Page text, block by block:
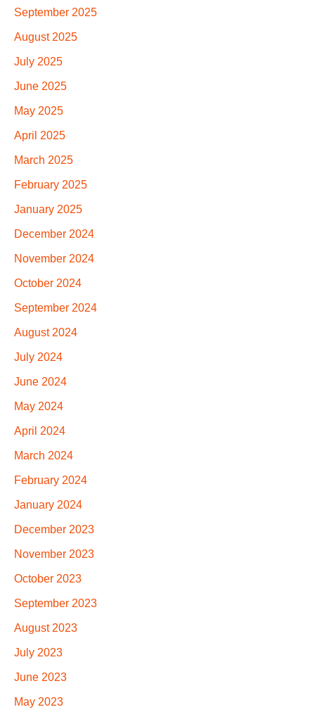
September 2025
August 2025
July 2025
June 2025
May 2025
April 2025
March 2025
February 2025
January 2025
December 2024
November 2024
October 2024
September 2024
August 2024
July 2024
June 2024
May 2024
April 2024
March 2024
February 2024
January 2024
December 2023
November 2023
October 2023
September 2023
August 2023
July 2023
June 2023
May 2023